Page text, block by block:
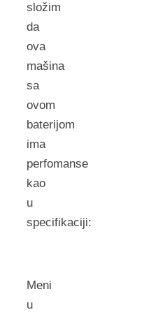
složim
da
ova
mašina
sa
ovom
baterijom
ima
perfomanse
kao
u
specifikaciji:
Meni
u